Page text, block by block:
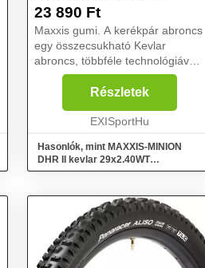
23 890 Ft
Maxxis gumi. A kerékpár abroncs
egy összecsukható Kevlar
abroncs, többféle technológiával.
Ez egy kiváló gumiabroncs,
amelyet a legnehezebb
körülmények között történő
lesiklóversenyekhez terveztek. A
Részletek
EXISportHu
Hasonlók, mint MAXXIS-MINION
DHR II kevlar 29x2.40WT
3CT/EXO+/TR Fekete